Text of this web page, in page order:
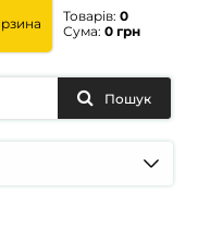
Товарів: 0
Сума: 0 грн
Пошук